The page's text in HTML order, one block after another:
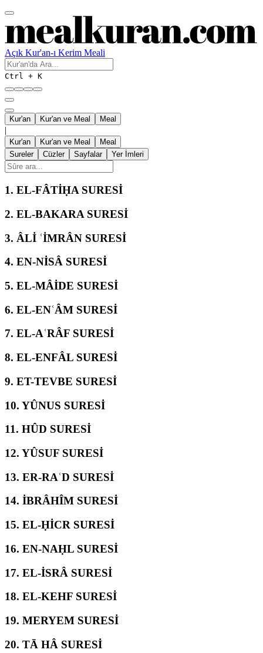
Açık Kur'an-ı Kerim Meali
Ctrl + K
Kur'an Kur'an ve Meal Meal
|
Kur'an Kur'an ve Meal
Meal
Sureler
Cüzler Sayfalar Yer İmleri
1. EL-FÂTİḤA SURESİ
2. EL-BAKARA SURESİ
3. ÂLİ ʿİMRÂN SURESİ
4. EN-NİSÂ SURESİ
5. EL-MÂİDE SURESİ
6. EL-ENʿÂM SURESİ
7. EL-AʿRÂF SURESİ
8. EL-ENFÂL SURESİ
9. ET-TEVBE SURESİ
10. YÛNUS SURESİ
11. HÛD SURESİ
12. YÛSUF SURESİ
13. ER-RAʿD SURESİ
14. İBRÂHÎM SURESİ
15. EL-ḤİCR SURESİ
16. EN-NAḤL SURESİ
17. EL-İSRÂ SURESİ
18. EL-KEHF SURESİ
19. MERYEM SURESİ
20. TĀ HÂ SURESİ